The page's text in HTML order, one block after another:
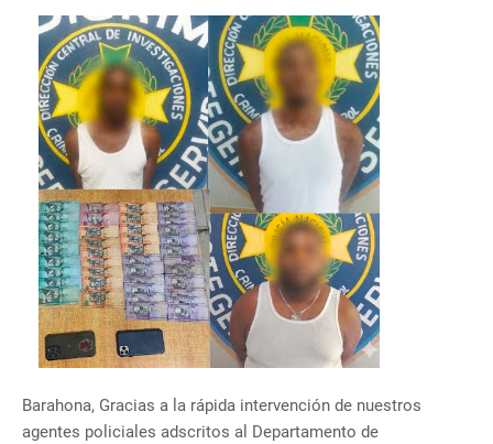
Barahona, Gracias a la rápida intervención de nuestros
agentes policiales adscritos al Departamento de